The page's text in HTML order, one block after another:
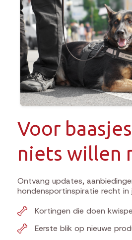
Voor
niets willen
Ontvang updates,
hondensportinspiratie recht in
Kortingen die doen
Eerste blik op nieuwe